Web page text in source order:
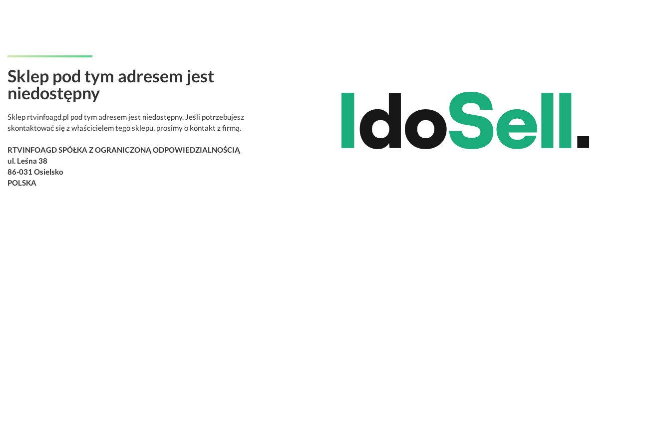
Sklep pod tym adresem jest
niedostępny
Sklep rtvinfoagd.pl pod tym adresem jest niedostępny. Jeśli potrzebujesz
skontaktować się z właścicielem tego sklepu, prosimy o kontakt z firmą.
RTVINFOAGD SPÓŁKA Z OGRANICZONĄ ODPOWIEDZIALNOŚCIĄ
ul. Leśna 38
86-031 Osielsko
POLSKA